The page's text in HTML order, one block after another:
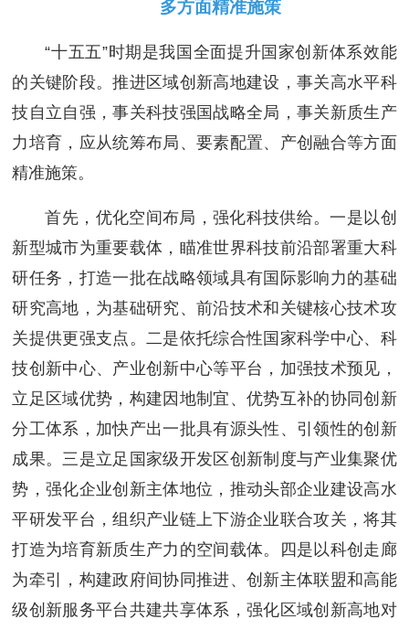
多方面精准施策
“十五五”时期是我国全面提升国家创新体系效能
的关键阶段。推进区域创新高地建设，事关高水平科
技自立自强，事关科技强国战略全局，事关新质生产
力培育，应从统筹布局、要素配置、产创融合等方面
精准施策。
首先，优化空间布局，强化科技供给。一是以创
新型城市为重要载体，瞄准世界科技前沿部署重大科
研任务，打造一批在战略领域具有国际影响力的基础
研究高地，为基础研究、前沿技术和关键核心技术攻
关提供更强支点。二是依托综合性国家科学中心、科
技创新中心、产业创新中心等平台，加强技术预见，
立足区域优势，构建因地制宜、优势互补的协同创新
分工体系，加快产出一批具有源头性、引领性的创新
成果。三是立足国家级开发区创新制度与产业集聚优
势，强化企业创新主体地位，推动头部企业建设高水
平研发平台，组织产业链上下游企业联合攻关，将其
打造为培育新质生产力的空间载体。四是以科创走廊
为牵引，构建政府间协同推进、创新主体联盟和高能
级创新服务平台共建共享体系，强化区域创新高地对